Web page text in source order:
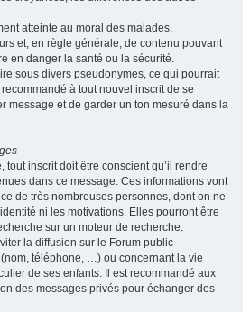
atteinte au moral des malades,
et, en règle générale, de contenu pouvant
en danger la santé ou la sécurité.
sous divers pseudonymes, ce qui pourrait
à tout nouvel inscrit de se
message et de garder un ton mesuré dans la
tout inscrit doit être conscient qu’il rendre
dans ce message. Ces informations vont
de très nombreuses personnes, dont on ne
ni les motivations. Elles pourront être
sur un moteur de recherche.
la diffusion sur le Forum public
téléphone, …) ou concernant la vie
de ses enfants. Il est recommandé aux
des messages privés pour échanger des